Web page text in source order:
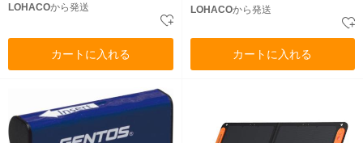
LOHACOから発送
カートに入れる
LOHACOから発送
カートに入れる